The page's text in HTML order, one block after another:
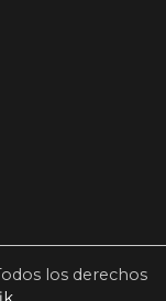
los derechos